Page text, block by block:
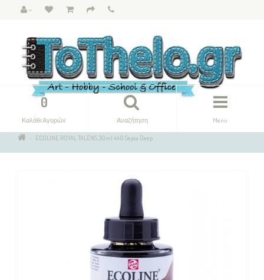
Menu
Αναζήτηση
0
Καλάθι Αγορών
ECOLINE ROYAL TALENS 30ml 440 Sepia Deep